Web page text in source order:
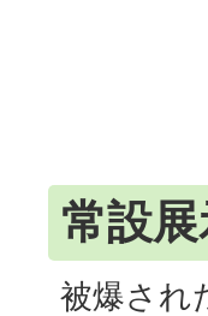
常設
被爆され